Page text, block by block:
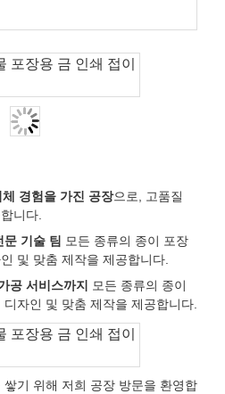
경험을 가진 공장으로, 고품질
니다.
문 기술 팀 모든 종류의 종이 포장
및 맞춤 제작을 제공합니다.
공 서비스까지 모든 종류의 종이
자인 및 맞춤 제작을 제공합니다.
기 위해 저희 공장 방문을 환영합